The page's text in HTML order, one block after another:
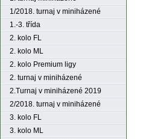
1/2018. turnaj v miniházené
1.-3. třída
2. kolo FL
2. kolo ML
2. kolo Premium ligy
2. turnaj v miniházené
2.Turnaj v miniházené 2019
2/2018. turnaj v miniházené
3. kolo FL
3. kolo ML